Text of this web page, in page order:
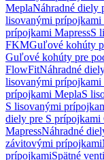
MeplaNáhradné diely
lisovanými prípojkami
prípojkami MapressS
FKMGuľové kohúty
Guľové kohúty pre
FlowFitNáhradné
lisovanými prípojkami
prípojkami MeplaS
S lisovanými
diely pre S prípojkami
MapressNáhradné
závitovými prípojkami
prípojkamiSpätné